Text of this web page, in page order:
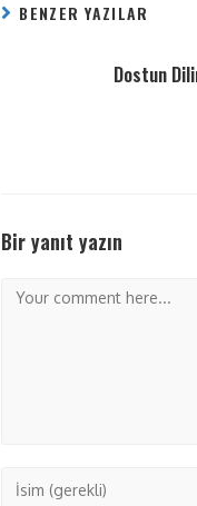
BENZER YAZILAR
Dostun
Bir yanıt yazın